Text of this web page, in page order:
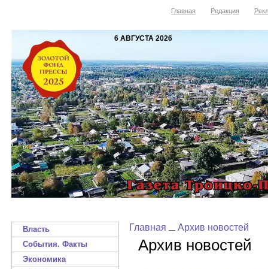
Главная Редакция
6 АВГУСТА 2026
Власть
События. Факты
Экономика
Главная Архив новостей
Архив новостей